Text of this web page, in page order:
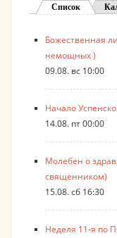
Список
Божественная
немощных )
09.08. вс 10:00
Начало
14.08. пт 00:00
Молебен о
священником)
15.08. сб 16:30
Неделя 11-я по